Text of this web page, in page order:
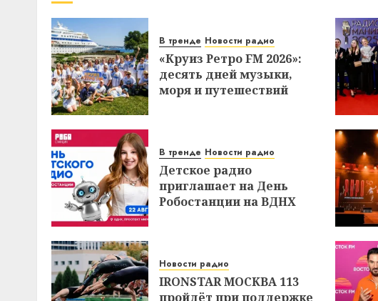
В тренде Новости радио
«Круиз Ретро FM 2026»:
десять дней музыки,
моря и путешествий
В тренде Новости радио
Детское радио
приглашает на День
Робостанции на ВДНХ
Новости радио
IRONSTAR МОСКВА 113
пройдёт при поддержке